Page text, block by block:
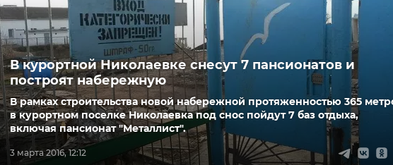
3 марта 2016, 12:12
В курортной Николаевке снесут 7 пансионатов и
построят набережную
В рамках строительства новой набережной протяженностью 365
в курортном поселке Николаевка под снос пойдут 7 баз отдыха,
включая пансионат "Металлист".